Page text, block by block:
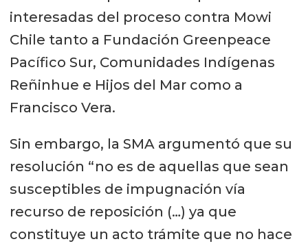
interesadas del proceso contra Mowi
Chile tanto a Fundación Greenpeace
Pacífico Sur, Comunidades Indígenas
Reñinhue e Hijos del Mar como a
Francisco Vera.
Sin embargo, la SMA argumentó que su
resolución “no es de aquellas que sean
susceptibles de impugnación vía
recurso de reposición (…) ya que
constituye un acto trámite que no hace